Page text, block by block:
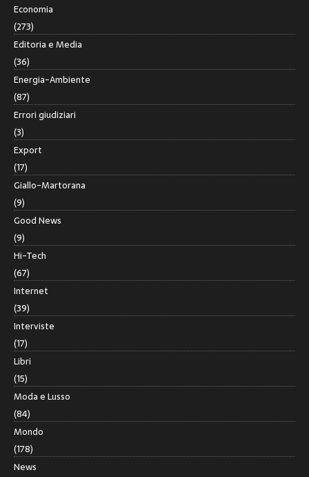
Economia
(273)
Editoria e Media
(36)
Energia-Ambiente
(87)
Errori giudiziari
(3)
Export
(17)
Giallo-Martorana
(9)
Good News
(9)
Hi-Tech
(67)
Internet
(39)
Interviste
(17)
Libri
(15)
Moda e Lusso
(84)
Mondo
(178)
News